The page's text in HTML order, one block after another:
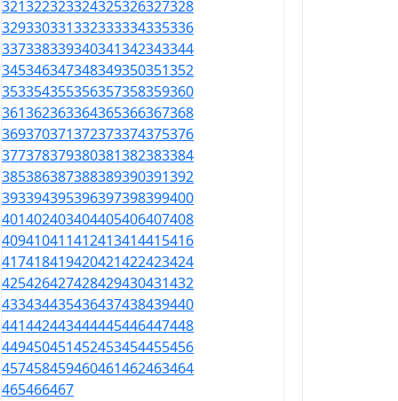
321322323324325326327328
329330331332333334335336
337338339340341342343344
345346347348349350351352
353354355356357358359360
361362363364365366367368
369370371372373374375376
377378379380381382383384
385386387388389390391392
393394395396397398399400
401402403404405406407408
409410411412413414415416
417418419420421422423424
425426427428429430431432
433434435436437438439440
441442443444445446447448
449450451452453454455456
457458459460461462463464
465466467